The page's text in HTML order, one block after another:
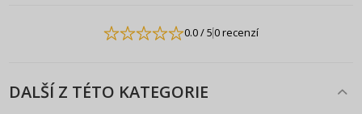
0.0/ 50 recenzí
DALŠÍ Z TÉTO KATEGORIE